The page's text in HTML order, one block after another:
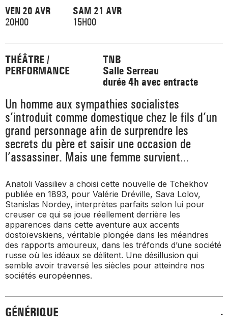
_ TNB ÉCO-RESPONSABLE
_ ARCHIVES ET RESSOURCES
_ INTERNATIONAL
_ NOUS SOUTENIR
_ CONTACTS ET INFOS PRATIQUES
_ PROFITER
_ MARCHÉS
_ EMPLOIS / STAGES
VEN 20 AVR
20H00
SAM 21 AVR
15H00
THÉÂTRE /
PERFORMANCE
TNB
Salle Serreau
durée 4h avec entracte
Un homme aux sympathies socialistes
s’introduit comme domestique chez le fils d’un
grand personnage afin de surprendre les
secrets du père et saisir une occasion de
l’assassiner. Mais une femme survient…
Anatoli Vassiliev a choisi cette nouvelle de Tchekhov
publiée en 1893, pour Valérie Dréville, Sava Lolov,
Stanislas Nordey, interprètes parfaits selon lui pour
creuser ce qui se joue réellement derrière les
apparences dans cette aventure aux accents
dostoïevskiens, véritable plongée dans les méandres
des rapports amoureux, dans les tréfonds d’une société
russe où les idéaux se délitent. Une désillusion qui
semble avoir traversé les siècles pour atteindre nos
sociétés européennes.
GÉNÉRIQUE